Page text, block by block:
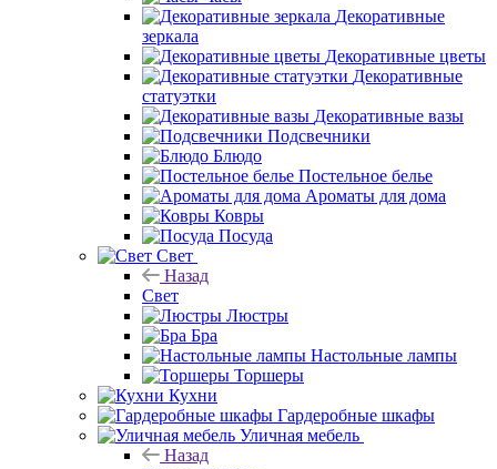
Декоративные
зеркала
Декоративные цветы
Декоративные
статуэтки
Декоративные вазы
Подсвечники
Блюдо
Постельное белье
Ароматы для дома
Ковры
Посуда
Свет
Назад
Свет
Люстры
Бра
Настольные лампы
Торшеры
Кухни
Гардеробные шкафы
Уличная мебель
Назад